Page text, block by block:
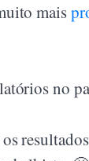
mais
no